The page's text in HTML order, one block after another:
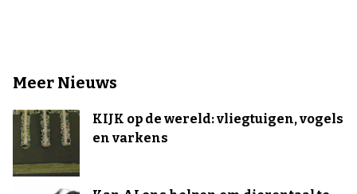
Meer Nieuws
KIJK op de wereld: vliegtuigen, vogels
en varkens